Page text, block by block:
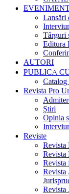
Lansări
Târguri
Editura
AUTORI
PUBLICĂ
Catalog
Revista Pro
Știri
Opinia
Reviste
Revista
Revista
Revista
Revista
Revista